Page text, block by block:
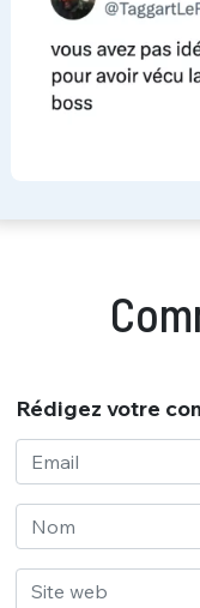
Rédigez votre